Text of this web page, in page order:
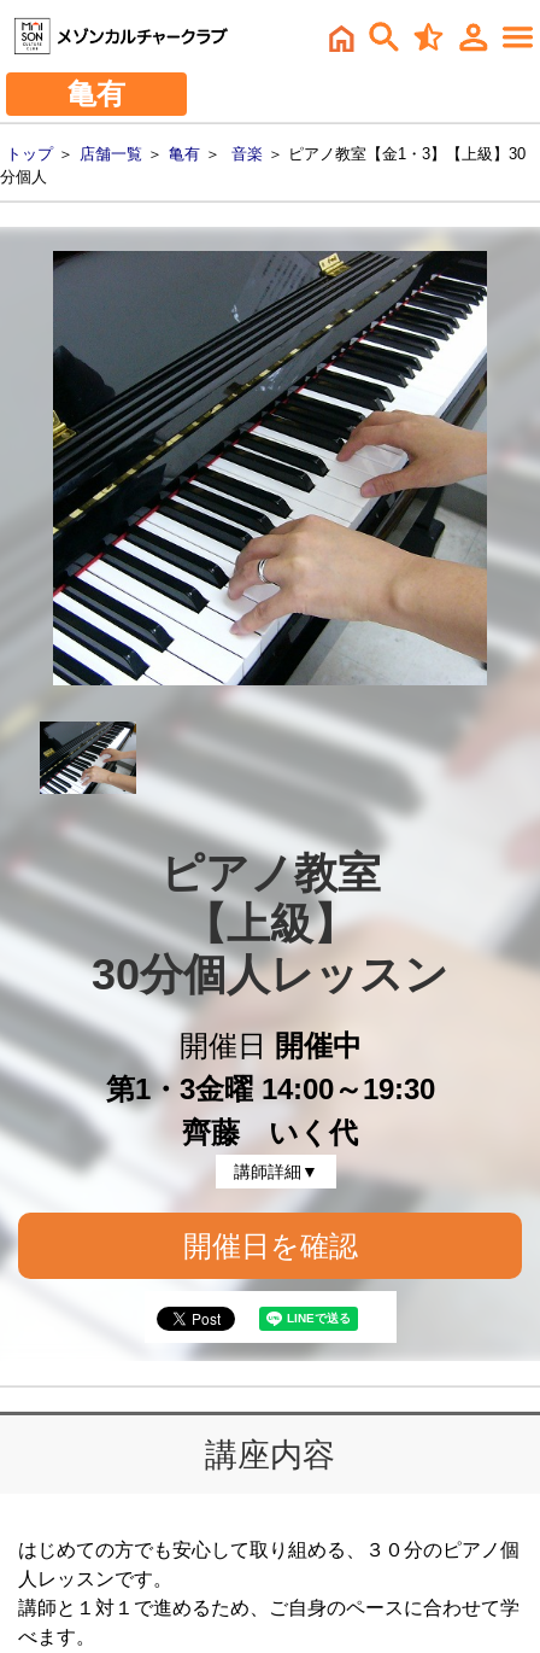
亀有
トップ＞ 店舗一覧 ＞ 亀有 ＞ 音楽 ＞ ピアノ教室【金1・3】【上級】30
分個人
ピアノ教室
【上級】
30分個人レッスン
開催日
開催中
第1・3金曜 14:00～19:30
齊藤 いく代
講師詳細▼
開催日を確認
講座内容
はじめての方でも安心して取り組める、３０分のピアノ個
人レッスンです。
講師と１対１で進めるため、ご自身のペースに合わせて学
べます。